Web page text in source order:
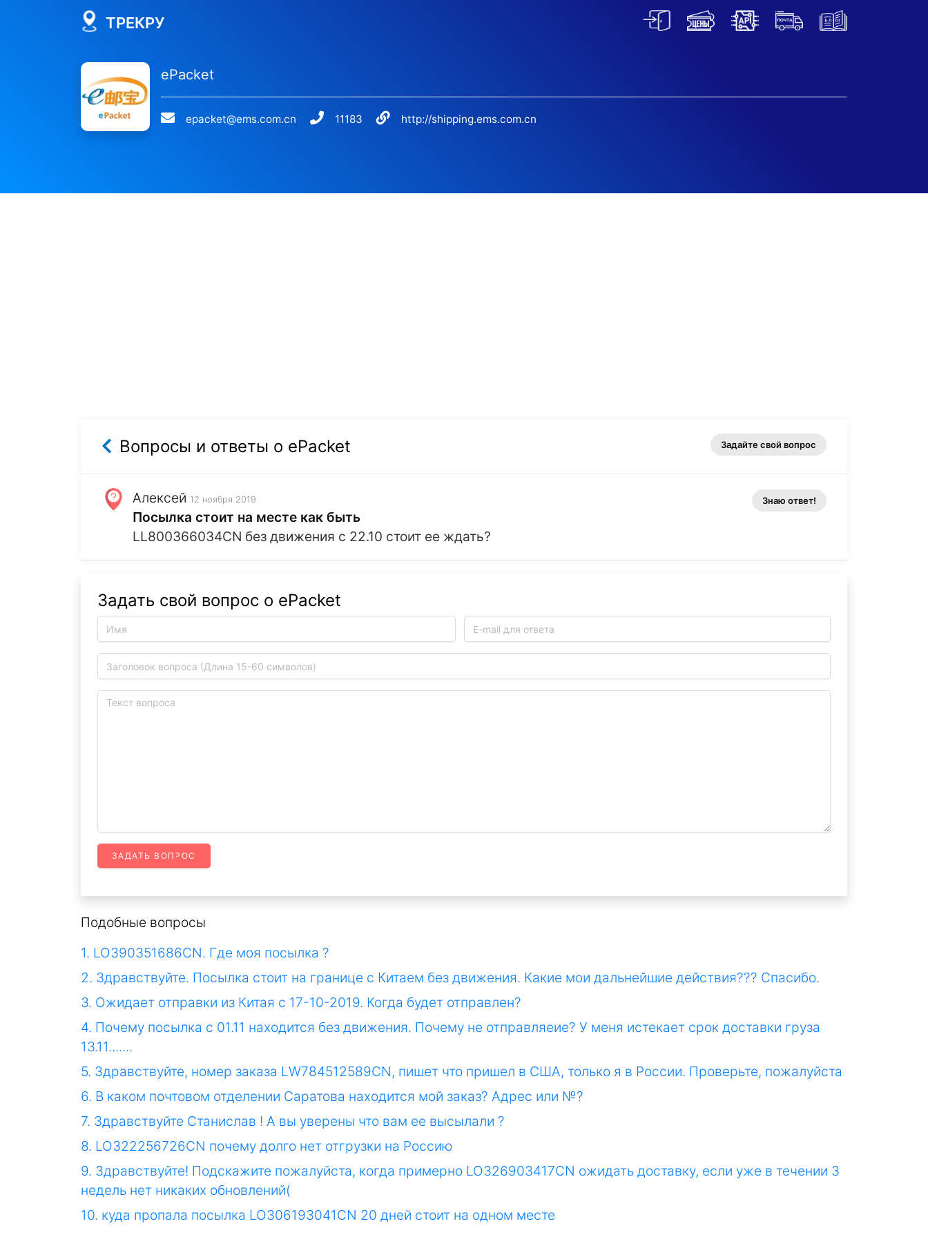
ТРЕКРУ
ePacket
epacket@ems.com.cn 11183 http://shipping.ems.com.cn
Вопросы и ответы о ePacket Задайте свой вопрос
Алексей 12 ноября 2019
Посылка стоит на месте как быть
LL800366034CN без движения с 22.10 стоит ее ждать?
Знаю ответ!
Задать свой вопрос о ePacket
ЗАДАТЬ ВОПРОС
Подобные вопросы
1. LO390351686CN. Где моя посылка ?
2. Здравствуйте. Посылка стоит на границе с Китаем без движения. Какие мои дальнейшие действия??? Спасибо.
3. Ожидает отправки из Китая с 17-10-2019. Когда будет отправлен?
4. Почему посылка с 01.11 находится без движения. Почему не отправляеие? У меня истекает срок доставки груза
13.11.......
5. Здравствуйте, номер заказа LW784512589CN, пишет что пришел в США, только я в России. Проверьте, пожалуйста
6. В каком почтовом отделении Саратова находится мой заказ? Адрес или №?
7. Здравствуйте Станислав ! А вы уверены что вам ее высылали ?
8. LO322256726CN почему долго нет отгрузки на Россию
9. Здравствуйте! Подскажите пожалуйста, когда примерно LO326903417CN ожидать доставку, если уже в течении 3
недель нет никаких обновлений(
10. куда пропала посылка LO306193041CN 20 дней стоит на одном месте